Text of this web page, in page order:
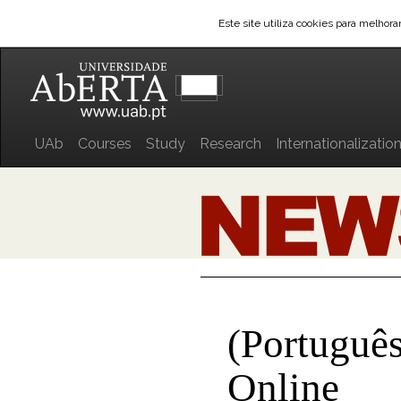
Este site utiliza cookies para
UAb Courses Study Research Internationalization
Online